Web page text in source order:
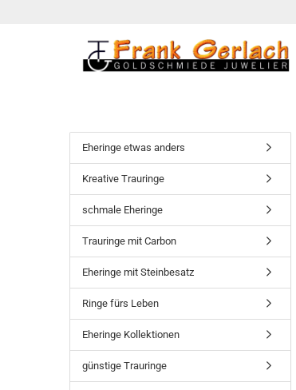
Eheringe etwas anders
Kreative Trauringe
schmale Eheringe
Trauringe mit Carbon
Eheringe mit Steinbesatz
Ringe fürs Leben
Eheringe Kollektionen
günstige Trauringe